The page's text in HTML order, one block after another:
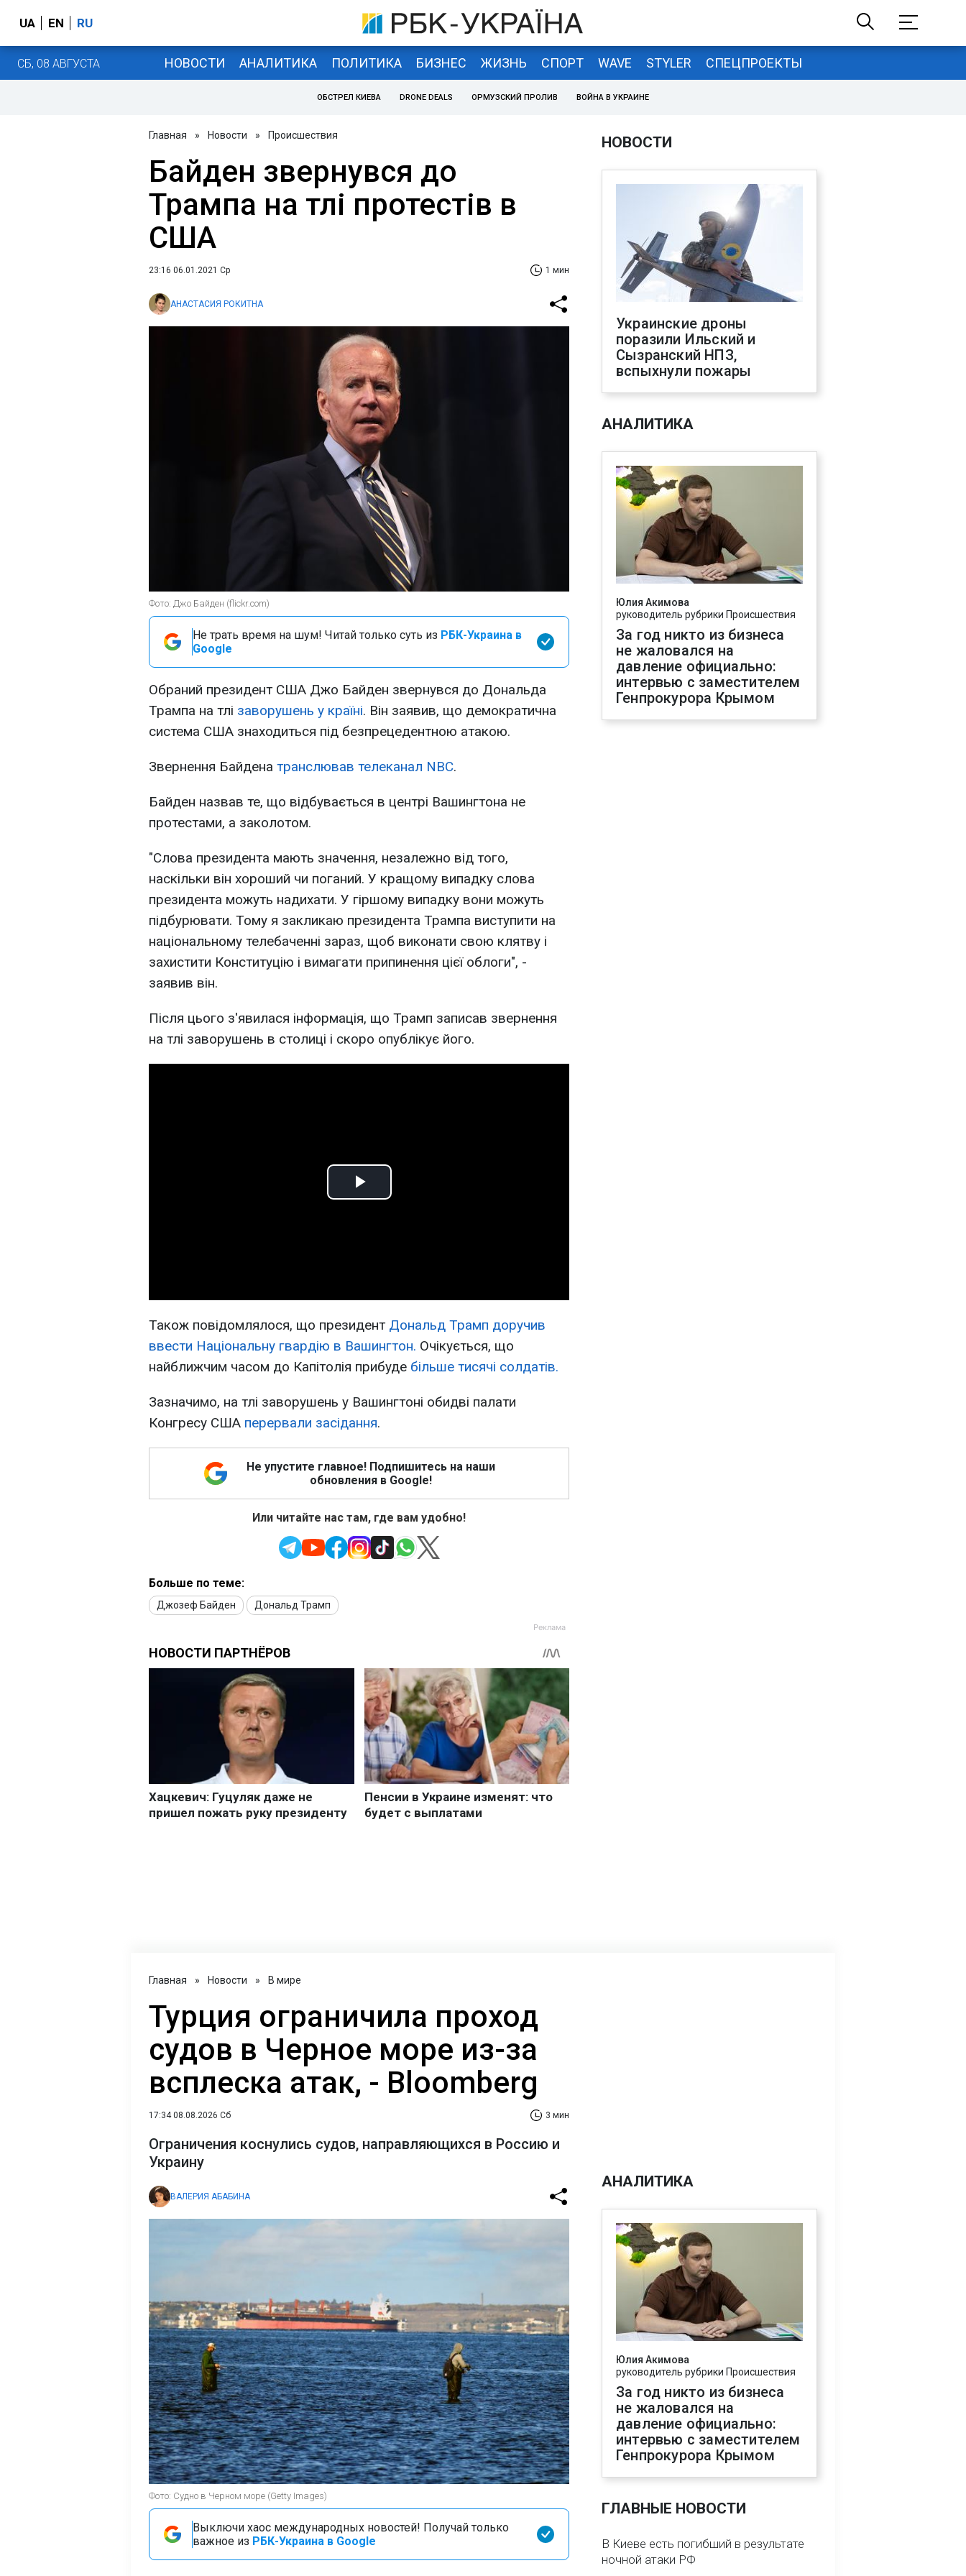
UA EN RU
СБ, 08 АВГУСТА НОВОСТИ АНАЛИТИКА ПОЛИТИКА БИЗНЕС ЖИЗНЬ СПОРТ WAVE STYLER СПЕЦПРОЕКТЫ
ОБСТРЕЛ КИЕВА DRONE DEALS ОРМУЗСКИЙ ПРОЛИВ ВОЙНА В УКРАИНЕ
Главная » Новости » Происшествия
Байден звернувся до
Трампа на тлі протестів в
США
23:16 06.01.2021 Ср 1 мин
АНАСТАСИЯ РОКИТНА
Фото: Джо Байден (flickr.com)
Не трать время на шум! Читай только суть из РБК-Украина в
Google
Обраний президент США Джо Байден звернувся до Дональда
Трампа на тлі заворушень у країні. Він заявив, що демократична
система США знаходиться під безпрецедентною атакою.
Звернення Байдена транслював телеканал NBC.
Байден назвав те, що відбувається в центрі Вашингтона не
протестами, а заколотом.
"Слова президента мають значення, незалежно від того,
наскільки він хороший чи поганий. У кращому випадку слова
президента можуть надихати. У гіршому випадку вони можуть
підбурювати. Тому я закликаю президента Трампа виступити на
національному телебаченні зараз, щоб виконати свою клятву і
захистити Конституцію і вимагати припинення цієї облоги", -
заявив він.
Після цього з'явилася інформація, що Трамп записав звернення
на тлі заворушень в столиці і скоро опублікує його.
Play
Також повідомлялося, що президент Дональд Трамп доручив
ввести Національну гвардію в Вашингтон. Очікується, що
найближчим часом до Капітолія прибуде більше тисячі солдатів.
Зазначимо, на тлі заворушень у Вашингтоні обидві палати
Конгресу США перервали засідання.
Не упустите главное! Подпишитесь на наши
обновления в Google!
Или читайте нас там, где вам удобно!
Больше по теме:
Джозеф Байден Дональд Трамп
НОВОСТИ
Украинские дроны
поразили Ильский и
Сызранский НПЗ,
вспыхнули пожары
АНАЛИТИКА
Юлия Акимова
руководитель рубрики Происшествия
За год никто из бизнеса
не жаловался на
давление официально:
интервью с заместителем
Генпрокурора Крымом
Главная » Новости » В мире
Турция ограничила проход
судов в Черное море из-за
всплеска атак, - Bloomberg
17:34 08.08.2026 Сб 3 мин
Ограничения коснулись судов, направляющихся в Россию и
Украину
ВАЛЕРИЯ АБАБИНА
Фото: Судно в Черном море (Getty Images)
Выключи хаос международных новостей! Получай только
важное из РБК-Украина в Google
АНАЛИТИКА
Юлия Акимова
руководитель рубрики Происшествия
За год никто из бизнеса
не жаловался на
давление официально:
интервью с заместителем
Генпрокурора Крымом
ГЛАВНЫЕ НОВОСТИ
В Киеве есть погибший в результате
ночной атаки РФ